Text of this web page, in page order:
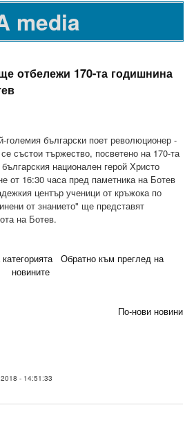
media
отбележи 170-та годишнина
български поет революционер -
състои тържество, посветено на 170-та
национален герой Христо
от 16:30 часа пред паметника на Ботев
център ученици от кръжока по
от знанието" ще представят
на Ботев.
Обратно към преглед на
новините
По-нови новини
- 14:51:33